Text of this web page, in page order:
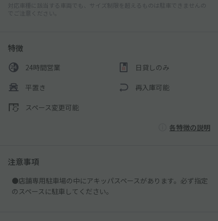
対応車種に該当する車両でも、サイズ制限を超えるものは駐車できませんの
でご注意ください。
特徴
24時間営業 日貸しのみ
平置き 再入庫可能
スペース変更可能
各特徴の説明
注意事項
●店舗専用駐車場の中にアキッパスペースがあります。必ず指定
のスペースに駐車してください。